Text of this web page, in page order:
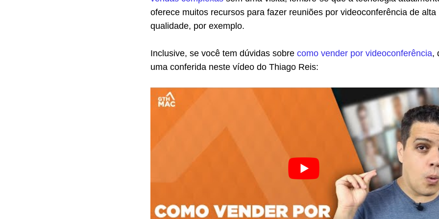
oferece muitos recursos para fazer reuniões por videoconferência de alta
qualidade, por exemplo.
Inclusive, se você tem dúvidas sobre como vender por videoconferência,
uma conferida neste vídeo do Thiago Reis: